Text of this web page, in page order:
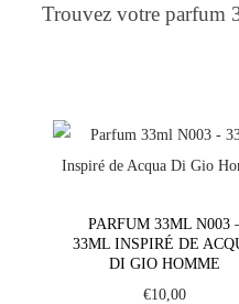
Trouvez votre parfum
PARFUM 33ML N003
33ML INSPIRÉ DE
DI GIO HOMME
€10,00